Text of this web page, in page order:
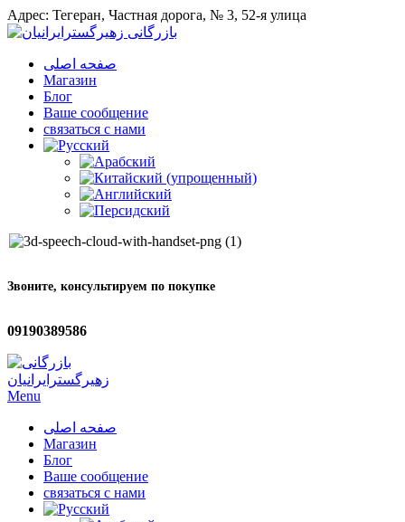
Адрес: Тегеран, Частная дорога, № 3, 52-я улица
صفحه اصلی
Магазин
Блог
Ваше сообщение
связаться с нами
Звоните, консультируем по покупке
09190389586
Menu
صفحه اصلی
Магазин
Блог
Ваше сообщение
связаться с нами